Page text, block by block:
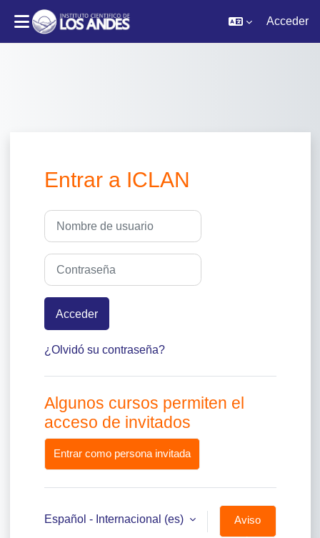
Acceder
Entrar a ICLAN
Nombre de usuario
Contraseña
Acceder
¿Olvidó su contraseña?
Algunos cursos permiten el
acceso de invitados
Entrar como persona invitada
Español - Internacional ‎(es)‎
Aviso